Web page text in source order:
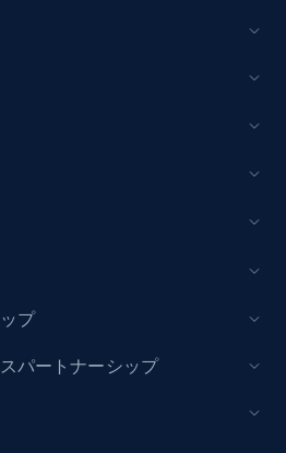
pn, Product name, and
data on products using
pn, Product name, and
プ
パートナーシップ